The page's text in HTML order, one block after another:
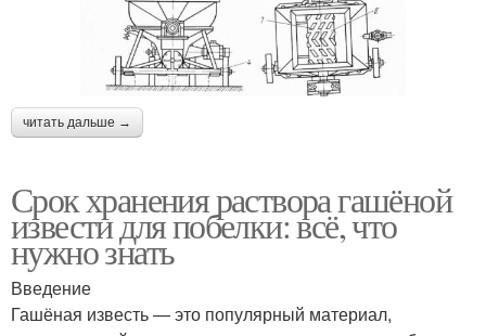
читать дальше →
Срок хранения раствора гашёной
извести для побелки: всё, что
нужно знать
Введение
Гашёная известь — это популярный материал,